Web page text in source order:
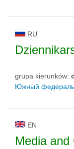
RU
grupa kierunków:
Южный
EN
Media and